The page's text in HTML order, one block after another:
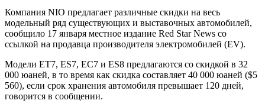
Компания NIO предлагает различные скидки на весь
модельный ряд существующих и выставочных автомобилей,
сообщило 17 января местное издание Red Star News со
ссылкой на продавца производителя электромобилей (EV).
Модели ET7, ES7, EC7 и ES8 предлагаются со скидкой в 32
000 юаней, в то время как скидка составляет 40 000 юаней ($5
560), если срок хранения автомобиля превышает 120 дней,
говорится в сообщении.